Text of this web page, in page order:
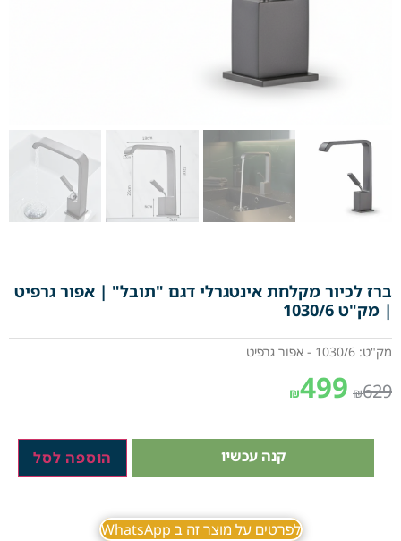
ברז לכיור מקלחת אינטגרלי דגם "תובל" | אפור גרפיט
| מק"ט 1030/6
מק"ט: 1030/6 - אפור גרפיט
₪629
₪499
קנה עכשיו הוספה לסל
לפרטים על מוצר זה ב WhatsApp